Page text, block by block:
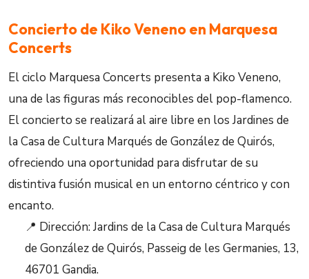
Concierto de Kiko Veneno en Marquesa
Concerts
El ciclo Marquesa Concerts presenta a Kiko Veneno,
una de las figuras más reconocibles del pop-flamenco.
El concierto se realizará al aire libre en los Jardines de
la Casa de Cultura Marqués de González de Quirós,
ofreciendo una oportunidad para disfrutar de su
distintiva fusión musical en un entorno céntrico y con
encanto.
📍 Dirección: Jardins de la Casa de Cultura Marqués
de González de Quirós, Passeig de les Germanies, 13,
46701 Gandia.